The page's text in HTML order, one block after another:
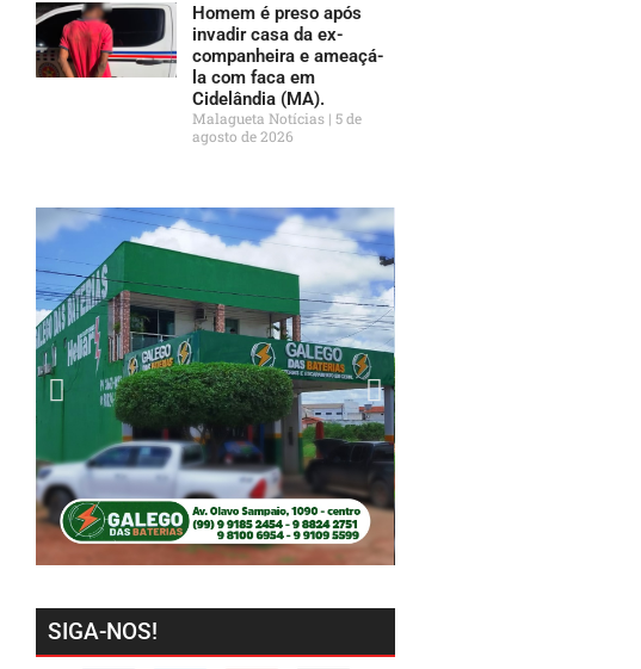
Homem é preso após
invadir casa da ex-
companheira e ameaçá-
la com faca em
Cidelândia (MA).
Malagueta Notícias 5 de
agosto de 2026
SIGA-NOS!